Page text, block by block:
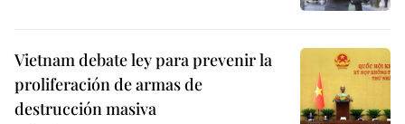
Vietnam debate ley para prevenir la
proliferación de armas de
destrucción masiva